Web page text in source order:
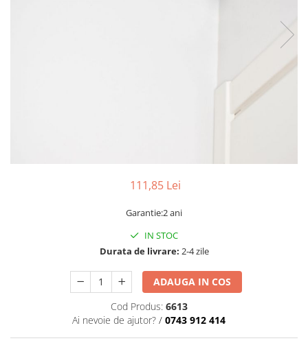
111,85 Lei
Garantie:2 ani
IN STOC
Durata de livrare: 2-4 zile
ADAUGA IN COS
Cod Produs: 6613
Ai nevoie de ajutor? / 0743 912 414